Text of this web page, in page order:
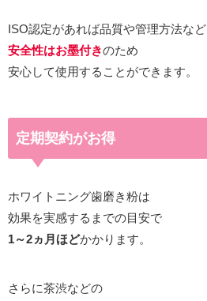
ISO認定があれば品質や管理方法など
安全性はお墨付きのため
安心して使用することができます。
定期契約がお得
ホワイトニング歯磨き粉は
効果を実感するまでの目安で
1～2ヵ月ほどかかります。
さらに茶渋などの